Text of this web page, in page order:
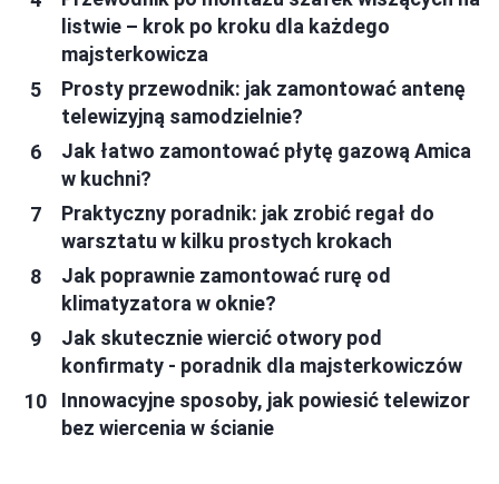
listwie – krok po kroku dla każdego
majsterkowicza
Prosty przewodnik: jak zamontować antenę
telewizyjną samodzielnie?
Jak łatwo zamontować płytę gazową Amica
w kuchni?
Praktyczny poradnik: jak zrobić regał do
warsztatu w kilku prostych krokach
Jak poprawnie zamontować rurę od
klimatyzatora w oknie?
Jak skutecznie wiercić otwory pod
konfirmaty - poradnik dla majsterkowiczów
Innowacyjne sposoby, jak powiesić telewizor
bez wiercenia w ścianie